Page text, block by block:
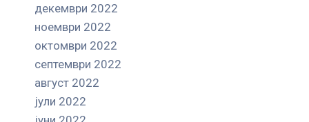
декември 2022
ноември 2022
октомври 2022
септември 2022
август 2022
јули 2022